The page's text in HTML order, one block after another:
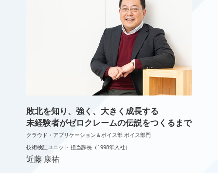
敗北を知り、強く、大きく成長する
未経験者がゼロクレームの伝説をつくるまで
クラウド・アプリケーション＆ボイス部 ボイス部門
技術検証ユニット 担当課長（1998年入社）
近藤 康祐